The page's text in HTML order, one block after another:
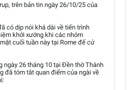
trên bản tin ngày 26/10/25 của
có dịp nói khá dài về tiến trình
khởi xướng khi các nhóm
cuối tuần này tại Rome để cử
ngày 26 tháng 10 tại Đền thờ Thánh
đã tóm tắt quan điểm của ngài về